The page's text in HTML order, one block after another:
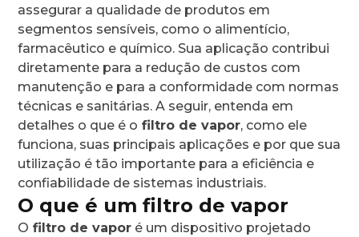
assegurar a qualidade de produtos em
segmentos sensíveis, como o alimentício,
farmacêutico e químico. Sua aplicação contribui
diretamente para a redução de custos com
manutenção e para a conformidade com normas
técnicas e sanitárias. A seguir, entenda em
detalhes o que é o filtro de vapor, como ele
funciona, suas principais aplicações e por que sua
utilização é tão importante para a eficiência e
confiabilidade de sistemas industriais.
O que é um filtro de vapor
O filtro de vapor é um dispositivo projetado